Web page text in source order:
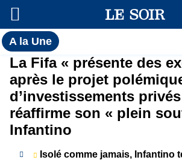
A la UneToutes
l'actualité
du Soir
A
la
Une
La Fifa « présente des
après le projet
d’investissements
réaffirme son « plein
Infantino
Isolé comme jamais, Infantino